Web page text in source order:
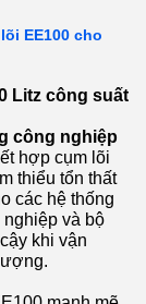
EE100 cho
Litz công suất
công nghiệp
hợp cụm lõi
thiểu tổn thất
các hệ thống
và bộ
khi vận